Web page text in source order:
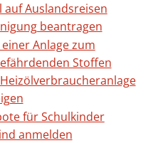
Auslandsreisen
beantragen
Anlage zum
Stoffen
für Schulkinder
anmelden